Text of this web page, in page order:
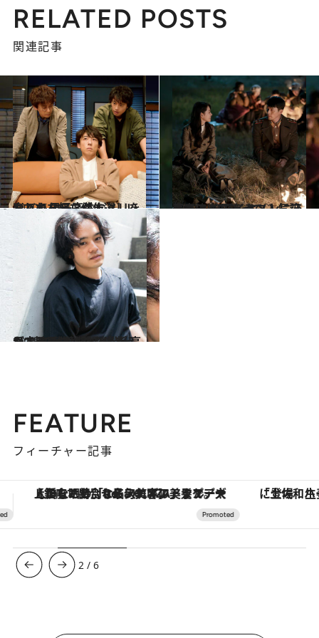
RELATED POSTS
関連記事
2020.5.26
おバカな奴らがまぶしいんです 男子高生なノリを楽しむドラマ傑作選
カルチャー 2020.8.15
発表！ 韓国ドラマ人気記事ベスト10 イケメンに恋して泣いて笑って♡
カルチャー
2020.8.23
日本映画はつくり過ぎ――その先は？ 池松壮亮が“魂の休養期間”に考えたこと
カルチャー
FEATURE
フィーチャー記事
「土佐和ハーブかき氷」がOMO7高知に登場！生姜、山椒、大葉など目にも舌にも涼を呼ぶ郷土の味 【夏限定ディナーコース】旬を
3 /6